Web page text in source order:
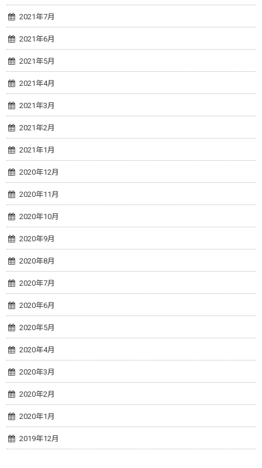
2021年7月
2021年6月
2021年5月
2021年4月
2021年3月
2021年2月
2021年1月
2020年12月
2020年11月
2020年10月
2020年9月
2020年8月
2020年7月
2020年6月
2020年5月
2020年4月
2020年3月
2020年2月
2020年1月
2019年12月